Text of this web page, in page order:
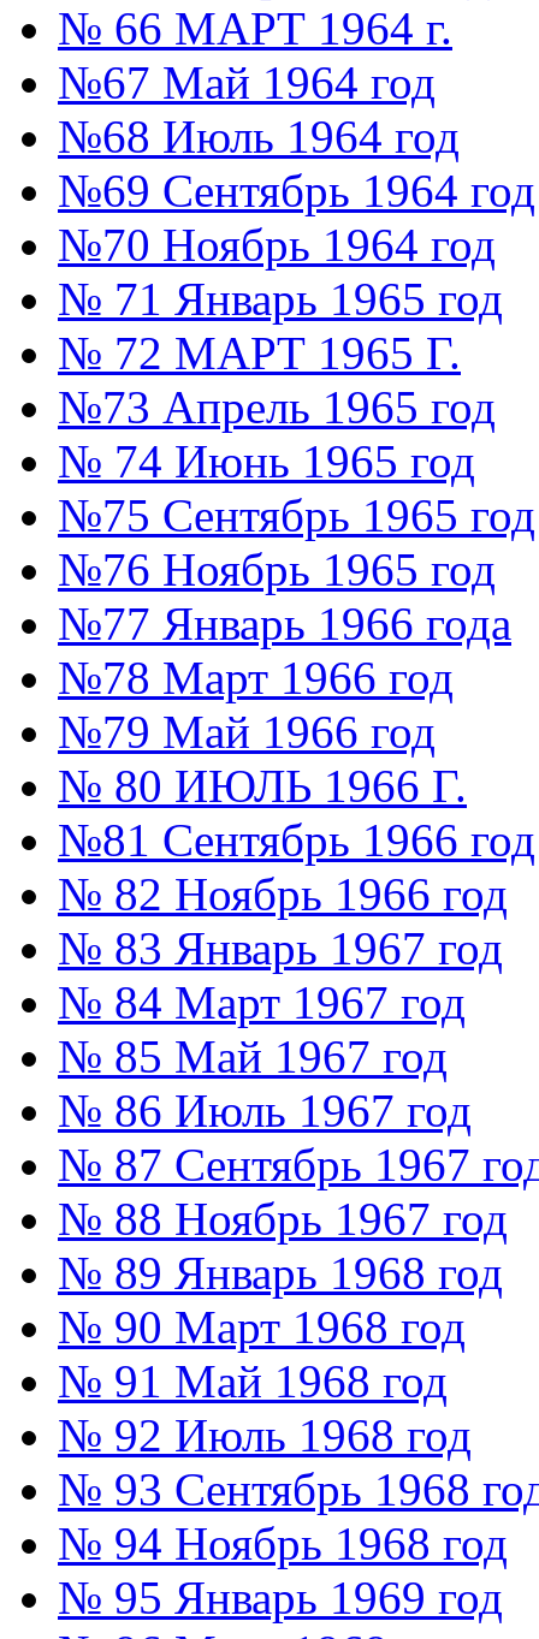
№ 66 МАРТ 1964 г.
№67 Май 1964 год
№68 Июль 1964 год
№69 Сентябрь 1964 год
№70 Ноябрь 1964 год
№ 71 Январь 1965 год
№ 72 МАРТ 1965 Г.
№73 Апрель 1965 год
№ 74 Июнь 1965 год
№75 Сентябрь 1965 год
№76 Ноябрь 1965 год
№77 Январь 1966 года
№78 Март 1966 год
№79 Май 1966 год
№ 80 ИЮЛЬ 1966 Г.
№81 Сентябрь 1966 год
№ 82 Ноябрь 1966 год
№ 83 Январь 1967 год
№ 84 Март 1967 год
№ 85 Май 1967 год
№ 86 Июль 1967 год
№ 87 Сентябрь 1967
№ 88 Ноябрь 1967 год
№ 89 Январь 1968 год
№ 90 Март 1968 год
№ 91 Май 1968 год
№ 92 Июль 1968 год
№ 93 Сентябрь 1968
№ 94 Ноябрь 1968 год
№ 95 Январь 1969 год